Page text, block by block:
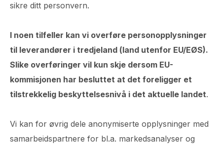
sikre ditt personvern.
I noen tilfeller kan vi overføre personopplysninger
til leverandører i tredjeland (land utenfor EU/EØS).
Slike overføringer vil kun skje dersom EU-
kommisjonen har besluttet at det foreligger et
tilstrekkelig beskyttelsesnivå i det aktuelle landet.
Vi kan for øvrig dele anonymiserte opplysninger med
samarbeidspartnere for bl.a. markedsanalyser og